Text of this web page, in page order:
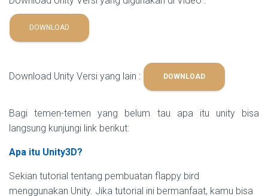
DOWNLOAD
Download Unity Versi yang lain : DOWNLOAD
Bagi temen-temen yang belum tau apa itu unity bisa
langsung kunjungi link berikut:
Apa itu Unity3D?
Sekian tutorial tentang pembuatan flappy bird
menggunakan Unity. Jika tutorial ini bermanfaat, kamu bisa